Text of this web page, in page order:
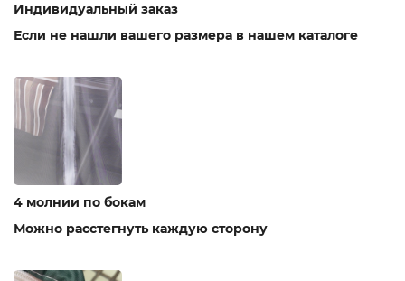
Индивидуальный заказ
Если не нашли вашего размера в нашем каталоге
4 молнии по бокам
Можно расстегнуть каждую сторону